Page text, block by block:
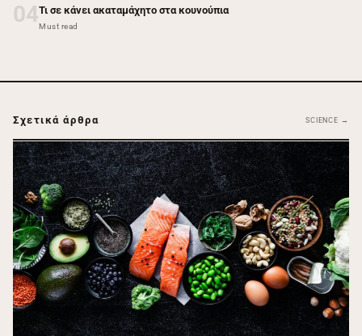
04Τι σε κάνει ακαταμάχητο στα κουνούπια
Must read
Σχετικά άρθρα SCIENCE →